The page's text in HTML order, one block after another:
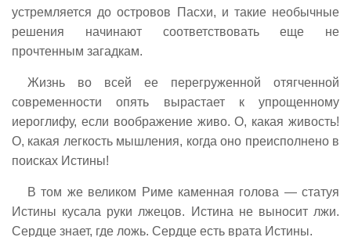
устремляется до островов Пасхи, и такие необычные
решения начинают соответствовать еще не
прочтенным загадкам.
Жизнь во всей ее перегруженной отягченной
современности опять вырастает к упрощенному
иероглифу, если воображение живо. О, какая живость!
О, какая легкость мышления, когда оно преисполнено в
поисках Истины!
В том же великом Риме каменная голова — статуя
Истины кусала руки лжецов. Истина не выносит лжи.
Сердце знает, где ложь. Сердце есть врата Истины.